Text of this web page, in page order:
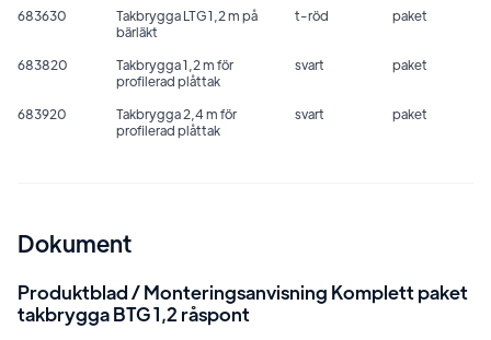
683630
Takbrygga LTG 1,2 m på
bärläkt
t-röd paket
683820
Takbrygga 1,2 m för
profilerad plåttak
svart paket
683920
Takbrygga 2,4 m för
profilerad plåttak
svart paket
Dokument
Produktblad / Monteringsanvisning Komplett paket
takbrygga BTG 1,2 råspont